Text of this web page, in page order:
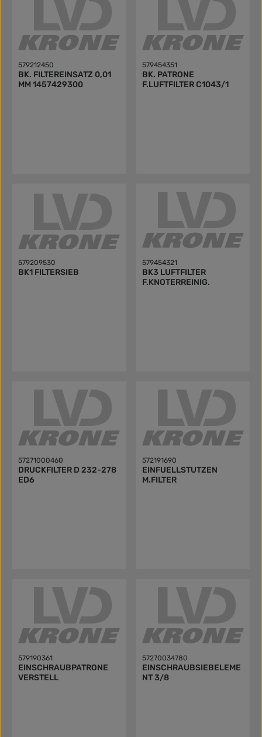
579212450
BK. FILTEREINSATZ 0,01
MM 1457429300
579454351
BK. PATRONE
F.LUFTFILTER C1043/1
579209530
BK1 FILTERSIEB
579454321
BK3 LUFTFILTER
F.KNOTERREINIG.
57271000460
DRUCKFILTER D 232-278
ED6
572191690
EINFUELLSTUTZEN
M.FILTER
579190361
EINSCHRAUBPATRONE
VERSTELL
57270034780
EINSCHRAUBSIEBELEME
NT 3/8